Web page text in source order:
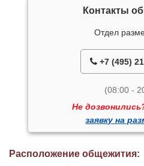
Контакты
Отдел
+7 (495)
(08:00 -
Не
заявку на
Расположение общежития: